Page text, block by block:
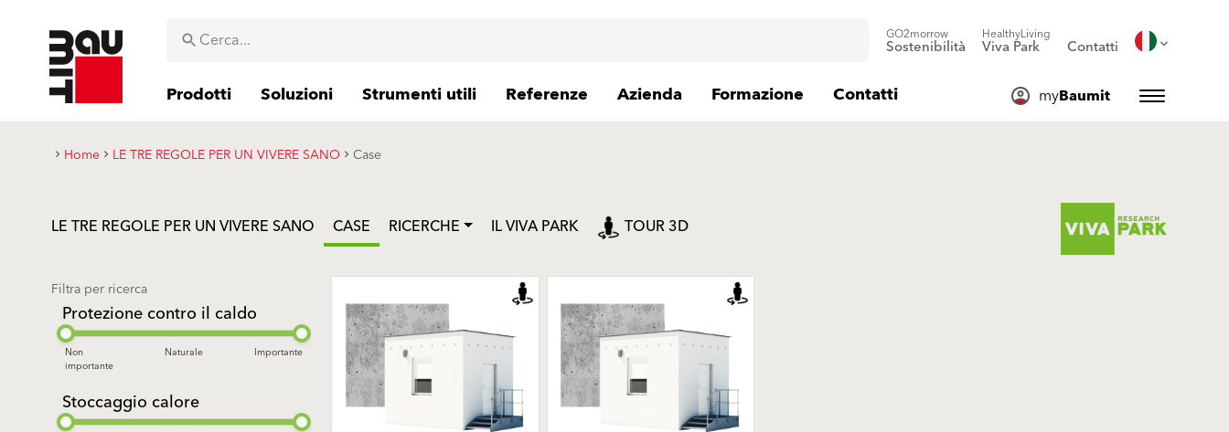
GO2morrow
Sostenibilità
HealthyLiving
Viva Park Contatti
Prodotti Soluzioni Strumenti utili Referenze Azienda Formazione Contatti myBaumit
Home LE TRE REGOLE PER UN VIVERE SANO Case
LE TRE REGOLE PER UN VIVERE SANO CASE RICERCHE IL VIVA PARK TOUR 3D
Filtra per ricerca
Protezione contro il caldo
Non
importante
Naturale Importante
Stoccaggio calore